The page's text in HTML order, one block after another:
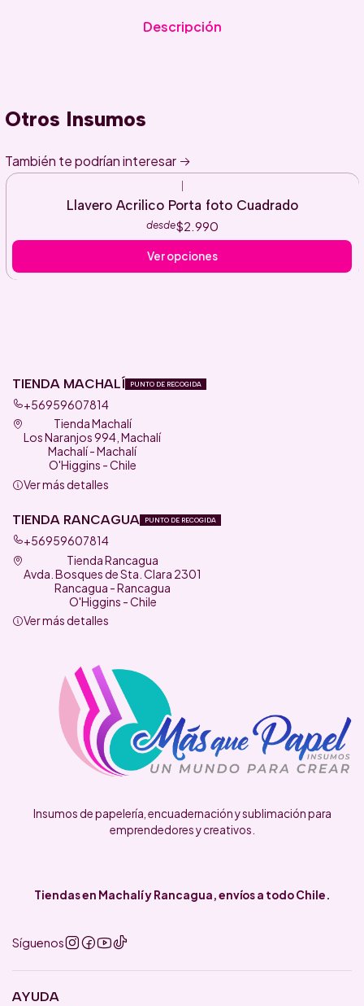
Descripción
Otros Insumos
También te podrían interesar
Llavero Acrilico Porta foto Cuadrado
desde$2.990
Ver opciones
TIENDA MACHALÍ PUNTO DE RECOGIDA
+56959607814
Tienda Machalí
Los Naranjos 994, Machalí
Machalí - Machalí
O'Higgins - Chile
Ver más detalles
TIENDA RANCAGUA PUNTO DE RECOGIDA
+56959607814
Tienda Rancagua
Avda. Bosques de Sta. Clara 2301
Rancagua - Rancagua
O'Higgins - Chile
Ver más detalles
Insumos de papelería, encuadernación y sublimación para
emprendedores y creativos.
Tiendas en Machalí y Rancagua, envíos a todo Chile.
Síguenos
AYUDA